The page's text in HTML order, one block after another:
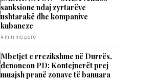
sanksione ndaj zyrtarëve
ushtarakë dhe kompanive
kubaneze
4 min më parë
Mbetjet e rrezikshme në Durrës,
denoncon PD: Kontejnerët prej
muajsh pranë zonave të banuara